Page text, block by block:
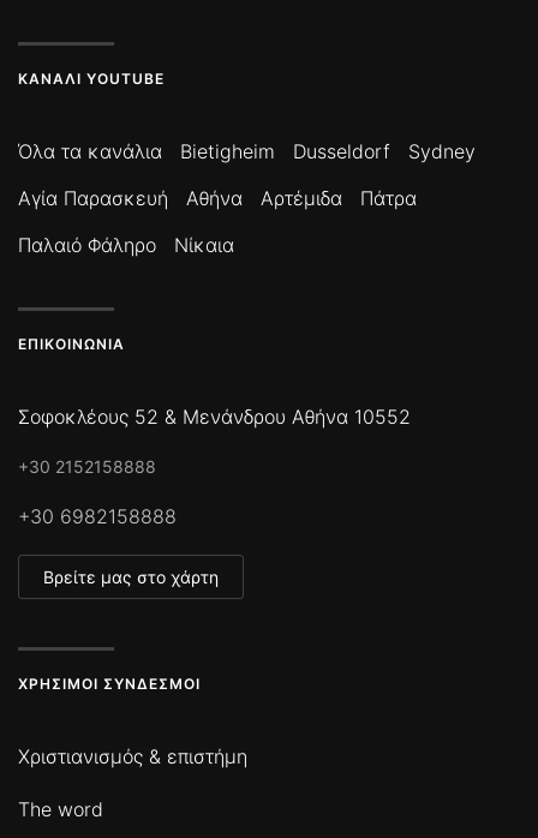
ΚΑΝΆΛΙ YOUTUBE
Όλα τα κανάλια Bietigheim Dusseldorf
Sydney
Αγία Παρασκευή
Αθήνα Αρτέμιδα
Πάτρα
Παλαιό Φάληρο
Νίκαια
ΕΠΙΚΟΙΝΩΝΊΑ
Σοφοκλέους 52 & Μενάνδρου Αθήνα 10552
+30 2152158888
+30 6982158888
Βρείτε μας στο χάρτη
ΧΡΉΣΙΜΟΙ ΣΎΝΔΕΣΜΟΙ
Χριστιανισμός & επιστήμη
The word